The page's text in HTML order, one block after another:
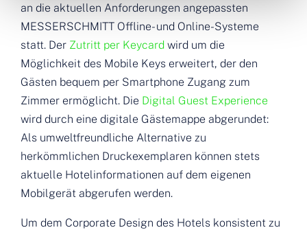
an die aktuellen Anforderungen angepassten
MESSERSCHMITT Offline- und Online-Systeme
statt. Der Zutritt per Keycard wird um die
Möglichkeit des Mobile Keys erweitert, der den
Gästen bequem per Smartphone Zugang zum
Zimmer ermöglicht. Die Digital Guest Experience
wird durch eine digitale Gästemappe abgerundet:
Als umweltfreundliche Alternative zu
herkömmlichen Druckexemplaren können stets
aktuelle Hotelinformationen auf dem eigenen
Mobilgerät abgerufen werden.
Um dem Corporate Design des Hotels konsistent zu